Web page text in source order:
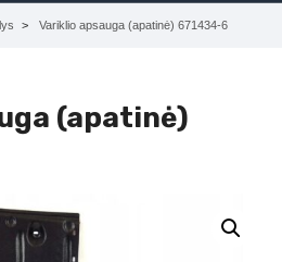
Variklio apsauga (apatinė) 671434-6
(apatinė)